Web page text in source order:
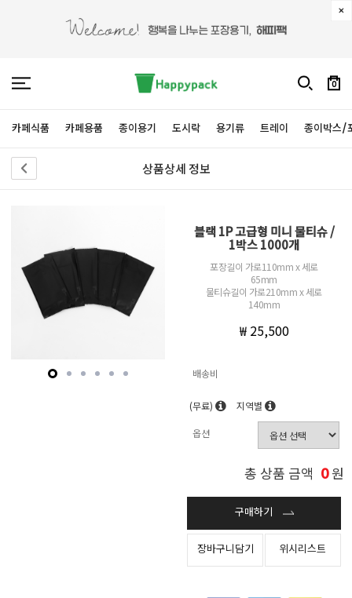
0
카페식품 카페용품 종이용기 도시락 용기류 트레이 종이박스/
상품상세 정보
블랙 1P 고급형 미니 물티슈 /
1박스 1000개
포장길이 가로110mm x 세로
65mm
물티슈길이 가로210mm x 세로
140mm
₩ 25,500
배송비
(무료) 지역별
옵션
총 상품 금액 0원
구매하기
장바구니담기 위시리스트